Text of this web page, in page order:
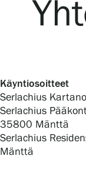
Näyttelyt
Palvelumme
Kokoelmat ja
Käyntiosoitteet
Serlachius
Serlachius
35800 Mänttä
Serlachius
Mänttä